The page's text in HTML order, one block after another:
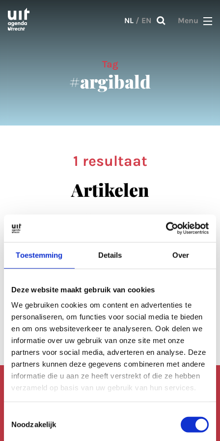
Toestemming Details Over
Deze website maakt gebruik van cookies
We gebruiken cookies om content en advertenties te
personaliseren, om functies voor social media te bieden
en om ons websiteverkeer te analyseren. Ook delen we
informatie over uw gebruik van onze site met onze
partners voor social media, adverteren en analyse. Deze
partners kunnen deze gegevens combineren met andere
informatie die u aan ze heeft verstrekt of die ze hebben
verzameld op basis van uw gebruik van hun services.
Noodzakelijk
Skip to main content
NL / EN Menu
Tag
#argibald
1 resultaat
Artikelen
Beelden langs het
water
Mis niks!
Schrijf je in voor de